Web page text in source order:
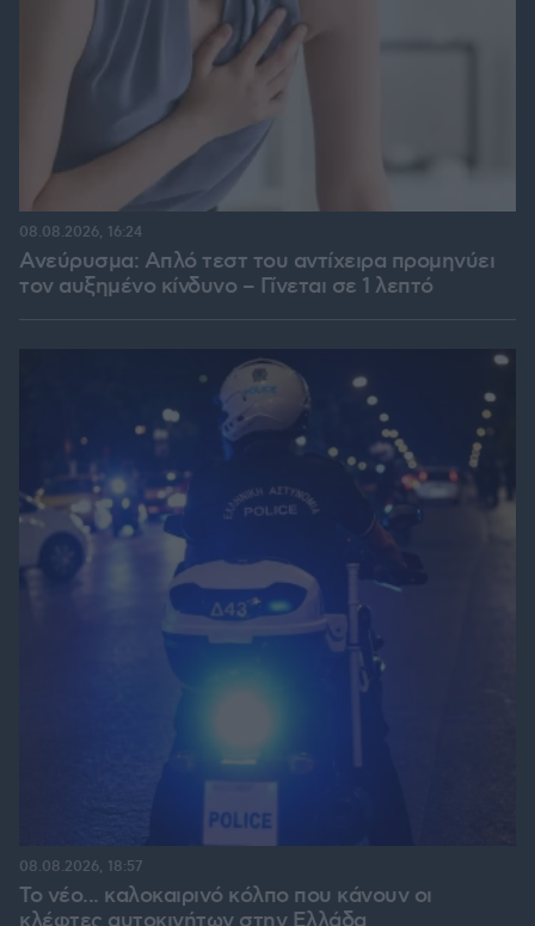
Ανεύρυσμα: Απλό τεστ του αντίχειρα προμηνύει
τον αυξημένο κίνδυνο – Γίνεται σε 1 λεπτό
08.08.2026, 16:24
Το νέο... καλοκαιρινό κόλπο που κάνουν οι
08.08.2026, 18:57